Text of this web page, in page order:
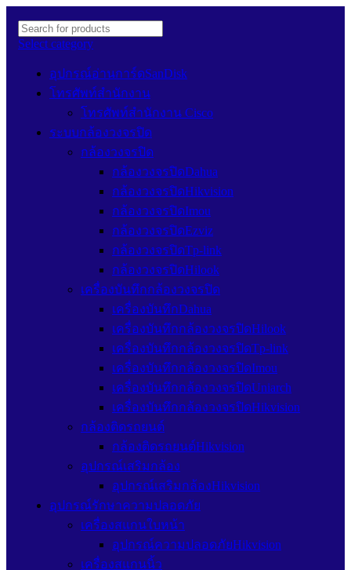
Select category
อุปกรณ์อ่านการ์ดSanDisk
โทรศัพท์สำนักงาน
โทรศัพท์สำนักงาน Cisco
ระบบกล้องวงจรปิด
กล้องวงจรปิด
กล้องวงจรปิดDahua
กล้องวงจรปิดHikvision
กล้องวงจรปิดImou
กล้องวงจรปิดEzviz
กล้องวงจรปิดTp-link
กล้องวงจรปิดHilook
เครื่องบันทึกกล้องวงจรปิด
เครื่องบันทึกDahua
เครื่องบันทึกกล้องวงจรปิดHilook
เครื่องบันทึกกล้องวงจรปิดTp-link
เครื่องบันทึกกล้องวงจรปิดImou
เครื่องบันทึกกล้องวงจรปิดUniarch
เครื่องบันทึกกล้องวงจรปิดHikvision
กล้องติดรถยนต์
กล้องติดรถยนต์Hikvision
อุปกรณ์เสริมกล้อง
อุปกรณ์เสริมกล้องHikvision
อุปกรณ์รักษาความปลอดภัย
เครื่องสแกนใบหน้า
อุปกรณ์ความปลอดภัยHikvision
เครื่องสแกนนิ้ว